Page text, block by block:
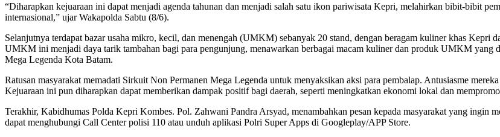
“Diharapkan kejuaraan ini dapat menjadi agenda tahunan dan menjadi salah satu ikon pariwisata Kepri, melahirkan bibit-bibit
internasional,” ujar Wakapolda Sabtu (8/6).
Selanjutnya terdapat bazar usaha mikro, kecil, dan menengah (UMKM) sebanyak 20 stand, dengan beragam kuliner khas
UMKM ini menjadi daya tarik tambahan bagi para pengunjung, menawarkan berbagai macam kuliner dan produk UMKM yang
Mega Legenda Kota Batam.
Ratusan masyarakat memadati Sirkuit Non Permanen Mega Legenda untuk menyaksikan aksi para pembalap. Antusiasme
Kejuaraan ini pun diharapkan dapat memberikan dampak positif bagi daerah, seperti meningkatkan ekonomi lokal dan
Terakhir, Kabidhumas Polda Kepri Kombes. Pol. Zahwani Pandra Arsyad, menambahkan pesan kepada masyarakat yang ingin
dapat menghubungi Call Center polisi 110 atau unduh aplikasi Polri Super Apps di Googleplay/APP Store.